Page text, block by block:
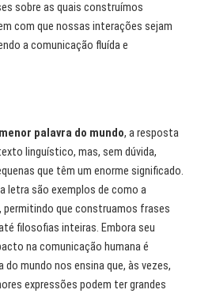
sobre as quais construímos
com que nossas interações sejam
a comunicação fluída e
palavra do mundo, a resposta
linguístico, mas, sem dúvida,
que têm um enorme significado.
letra são exemplos de como a
permitindo que construamos frases
filosofias inteiras. Embora seu
na comunicação humana é
do mundo nos ensina que, às vezes,
expressões podem ter grandes